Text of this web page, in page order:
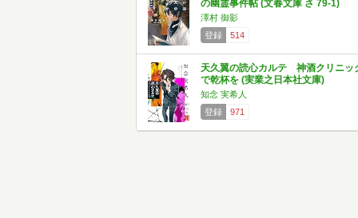
の幽霊事件帖 (文春文庫 さ 79-1)
澤村 御影
登録
514
天久翼の読心カルテ 神酒クリニッ
で乾杯を (実業之日本社文庫)
知念 実希人
登録
971